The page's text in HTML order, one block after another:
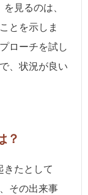
見るのは、
とを示しま
ローチを試し
、状況が良い
？
きたとして
その出来事